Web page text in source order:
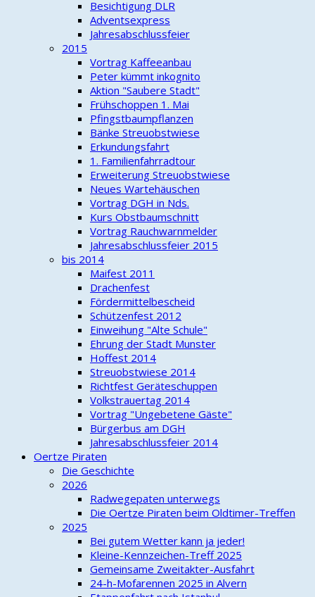
Besichtigung DLR
Adventsexpress
Jahresabschlussfeier
2015
Vortrag Kaffeeanbau
Peter kümmt inkognito
Aktion "Saubere Stadt"
Frühschoppen 1. Mai
Pfingstbaumpflanzen
Bänke Streuobstwiese
Erkundungsfahrt
1. Familienfahrradtour
Erweiterung Streuobstwiese
Neues Wartehäuschen
Vortrag DGH in Nds.
Kurs Obstbaumschnitt
Vortrag Rauchwarnmelder
Jahresabschlussfeier 2015
bis 2014
Maifest 2011
Drachenfest
Fördermittelbescheid
Schützenfest 2012
Einweihung "Alte Schule"
Ehrung der Stadt Munster
Hoffest 2014
Streuobstwiese 2014
Richtfest Geräteschuppen
Volkstrauertag 2014
Vortrag "Ungebetene Gäste"
Bürgerbus am DGH
Jahresabschlussfeier 2014
Oertze Piraten
Die Geschichte
2026
Radwegepaten unterwegs
Die Oertze Piraten beim Oldtimer-Treffen
2025
Bei gutem Wetter kann ja jeder!
Kleine-Kennzeichen-Treff 2025
Gemeinsame Zweitakter-Ausfahrt
24-h-Mofarennen 2025 in Alvern